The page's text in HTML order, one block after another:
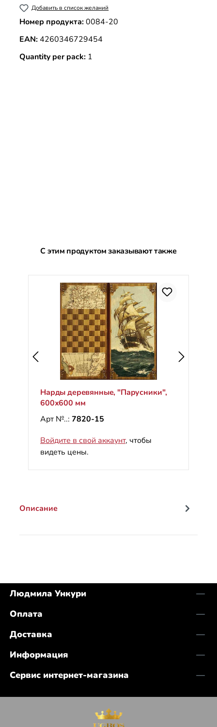
Добавить в список желаний
Номер продукта:0084-20
EAN:4260346729454
Quantity per pack: 1
Пропустить галерею продуктов
С этим продуктом заказывают также
Нарды деревянные, "Парусники",
600х600 мм
Арт №..: 7820-15
Войдите в свой аккаунт, чтобы
видеть цены.
Описание
Людмила Ункури
Оплата
Доставка
Информация
Сервис интернет-магазина